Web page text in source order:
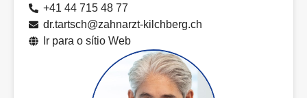
+41 44 715 48 77
dr.tartsch@zahnarzt-kilchberg.ch
Ir para o sítio Web